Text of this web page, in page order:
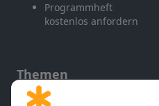
Programmheft
kostenlos anfordern
Themen